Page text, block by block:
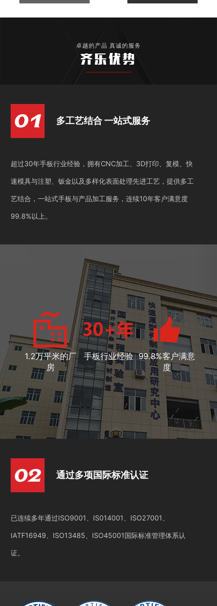
卓越的产品 真诚的服务
齐乐优势
多工艺结合 一站式服务
超过30年手板行业经验，拥有CNC加工、3D打印、复模、快
速模具与注塑、钣金以及多样化表面处理先进工艺，提供多工
艺结合，一站式手板与产品加工服务，连续10年客户满意度
99.8%以上。
1.2万平米的厂
房
手板行业经验 99.8%客户满意
度
通过多项国际标准认证
已连续多年通过ISO9001、IS014001、ISO27001、
IATF16949、ISO13485、ISO45001国际标准管理体系认
证。